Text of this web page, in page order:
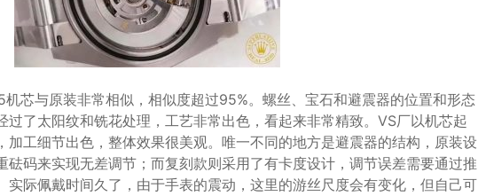
芯与原装非常相似，相似度超过95%。螺丝、宝石和避震器的位置和形态
过了太阳纹和铣花处理，工艺非常出色，看起来非常精致。VS厂以机芯起
加工细节出色，整体效果很美观。唯一不同的地方是避震器的结构，原装设
砝码来实现无差调节；而复刻款则采用了有卡度设计，调节误差需要通过推
实际佩戴时间久了，由于手表的震动，这里的游丝尺度会有变化，但自己可